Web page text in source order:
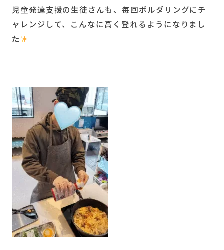
児童発達支援の生徒さんも、毎回ボルダリングにチ
ャレンジして、こんなに高く登れるようになりまし
た